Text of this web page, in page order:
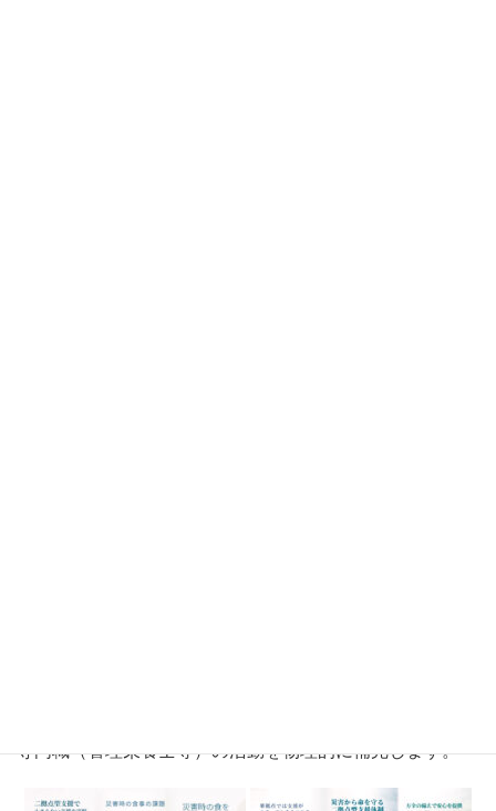
専門職（管理栄養士等）の活動を物理的に補完します。